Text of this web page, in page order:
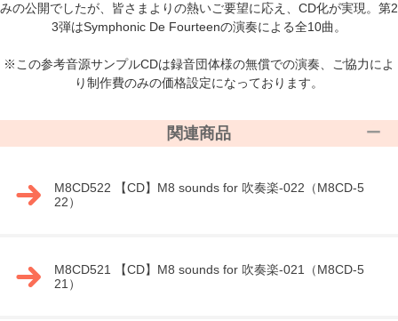
みの公開でしたが、皆さまよりの熱いご要望に応え、CD化が実現。第2
3弾はSymphonic De Fourteenの演奏による全10曲。
※この参考音源サンプルCDは録音団体様の無償での演奏、ご協力によ
り制作費のみの価格設定になっております。
関連商品
M8CD522 【CD】M8 sounds for 吹奏楽-022（M8CD-5
22）
M8CD521 【CD】M8 sounds for 吹奏楽-021（M8CD-5
21）